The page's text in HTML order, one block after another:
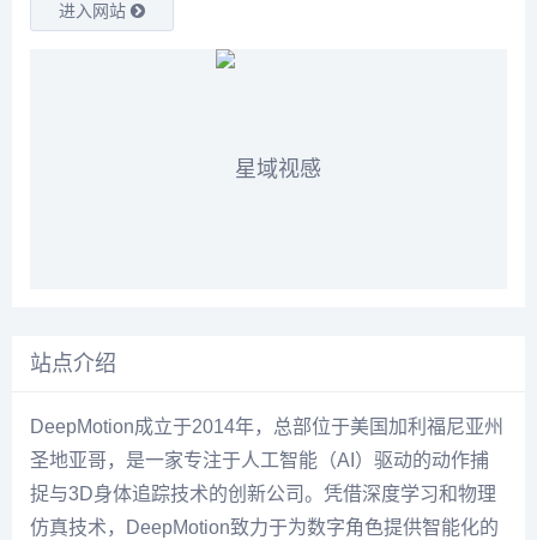
进入网站
站点介绍
DeepMotion成立于2014年，总部位于美国加利福尼亚州
圣地亚哥，是一家专注于人工智能（AI）驱动的动作捕
捉与3D身体追踪技术的创新公司。凭借深度学习和物理
仿真技术，DeepMotion致力于为数字角色提供智能化的